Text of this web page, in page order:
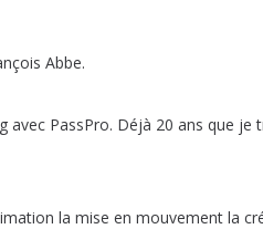
Abbe.
avec PassPro. Déjà 20 ans que je
la mise en mouvement la